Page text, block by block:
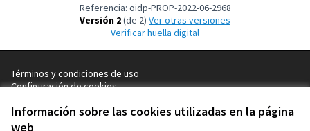
Información sobre las cookies utilizadas en la página
web
Referencia: oidp-PROP-2022-06-2968
Versión 2(de 2)
ver otras versiones
Verificar huella digital
Términos y condiciones de uso
Configuración de cookies
(Enlace externo)
(Enlace externo)
(Enlace externo)
Castellano